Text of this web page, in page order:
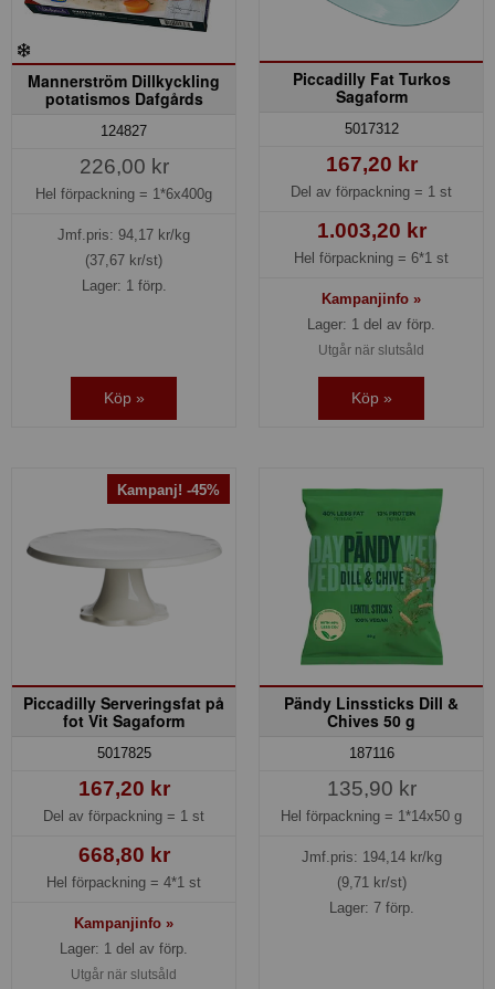
Mannerström Dillkyckling
potatismos Dafgårds
124827
226,00 kr
Hel förpackning = 1*6x400g
Jmf.pris: 94,17 kr/kg
(37,67 kr/st)
Lager: 1 förp.
Köp »
Piccadilly Fat Turkos
Sagaform
5017312
167,20 kr
Del av förpackning = 1 st
1.003,20 kr
Hel förpackning = 6*1 st
Kampanjinfo »
Lager: 1 del av förp.
Utgår när slutsåld
Köp »
Kampanj! -45%
Piccadilly Serveringsfat på
fot Vit Sagaform
5017825
167,20 kr
Del av förpackning = 1 st
668,80 kr
Hel förpackning = 4*1 st
Kampanjinfo »
Lager: 1 del av förp.
Utgår när slutsåld
Pändy Linssticks Dill &
Chives 50 g
187116
135,90 kr
Hel förpackning = 1*14x50 g
Jmf.pris: 194,14kr/kg
(9,71 kr/st)
Lager: 7 förp.